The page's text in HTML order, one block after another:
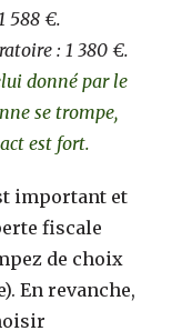
588 €.
: 1 380 €.
donné par le
se trompe,
est fort.
important et
fiscale
de choix
En revanche,